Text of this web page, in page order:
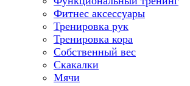
Фитнес аксессуары
Тренировка рук
Тренировка кора
Собственный вес
Скакалки
Мячи